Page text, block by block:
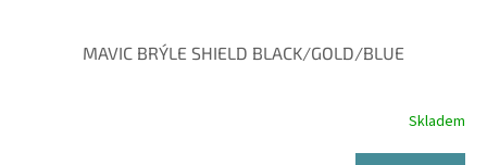
MAVIC BRÝLE SHIELD BLACK/GOLD/BLUE
Skladem